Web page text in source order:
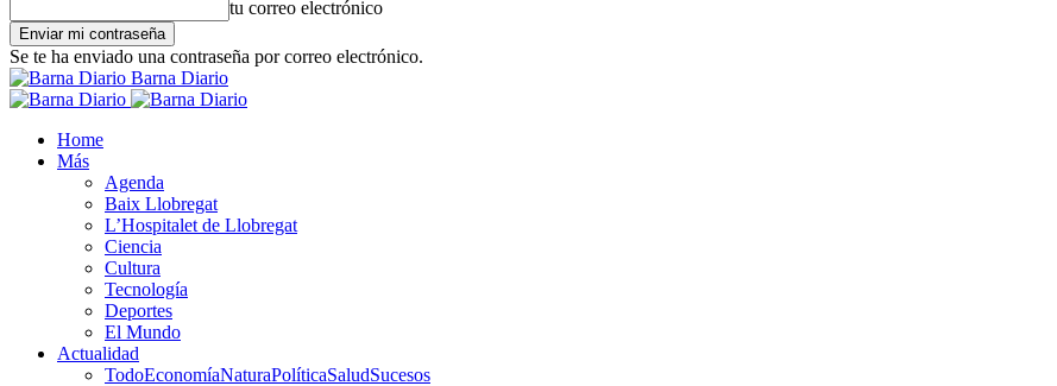
tu correo electrónico
Se te ha enviado una contraseña por correo electrónico.
Barna Diario
Home
Más
Agenda
Baix Llobregat
L’Hospitalet de Llobregat
Ciencia
Cultura
Tecnología
Deportes
El Mundo
Actualidad
TodoEconomíaNaturaPolíticaSaludSucesos